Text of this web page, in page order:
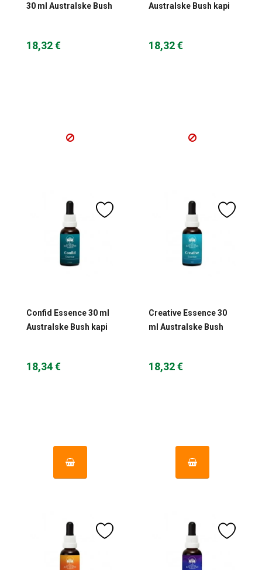
30 ml Australske Bush
18,32 €
Australske Bush kapi
18,32 €
Confid Essence 30 ml
Australske Bush kapi
18,34 €
Creative Essence 30
ml Australske Bush
18,32 €